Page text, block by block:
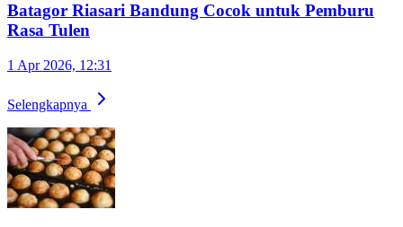
Batagor Riasari Bandung Cocok untuk Pemburu
Rasa Tulen
1 Apr 2026, 12:31
Selengkapnya